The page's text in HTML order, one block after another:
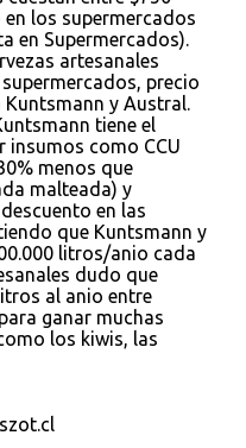
en los supermercados
en Supermercados).
artesanales
precio
Kuntsmann y Austral.
tiene el
insumos como CCU
menos que
malteada) y
en las
que Kuntsmann y
litros/anio cada
dudo que
al anio entre
ganar muchas
los kiwis, las